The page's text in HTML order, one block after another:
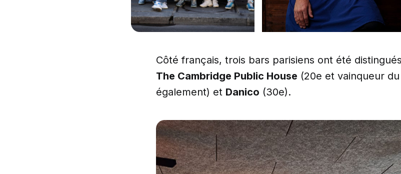
Côté français, trois bars parisiens ont été
The Cambridge Public House (20e et vainqueur du
également) et Danico (30e).